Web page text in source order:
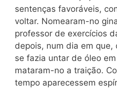
sentenças favoráveis,
voltar. Nomearam-no
professor de exercícios
depois, num dia em que,
se fazia untar de óleo
mataram-no a traição.
tempo aparecessem